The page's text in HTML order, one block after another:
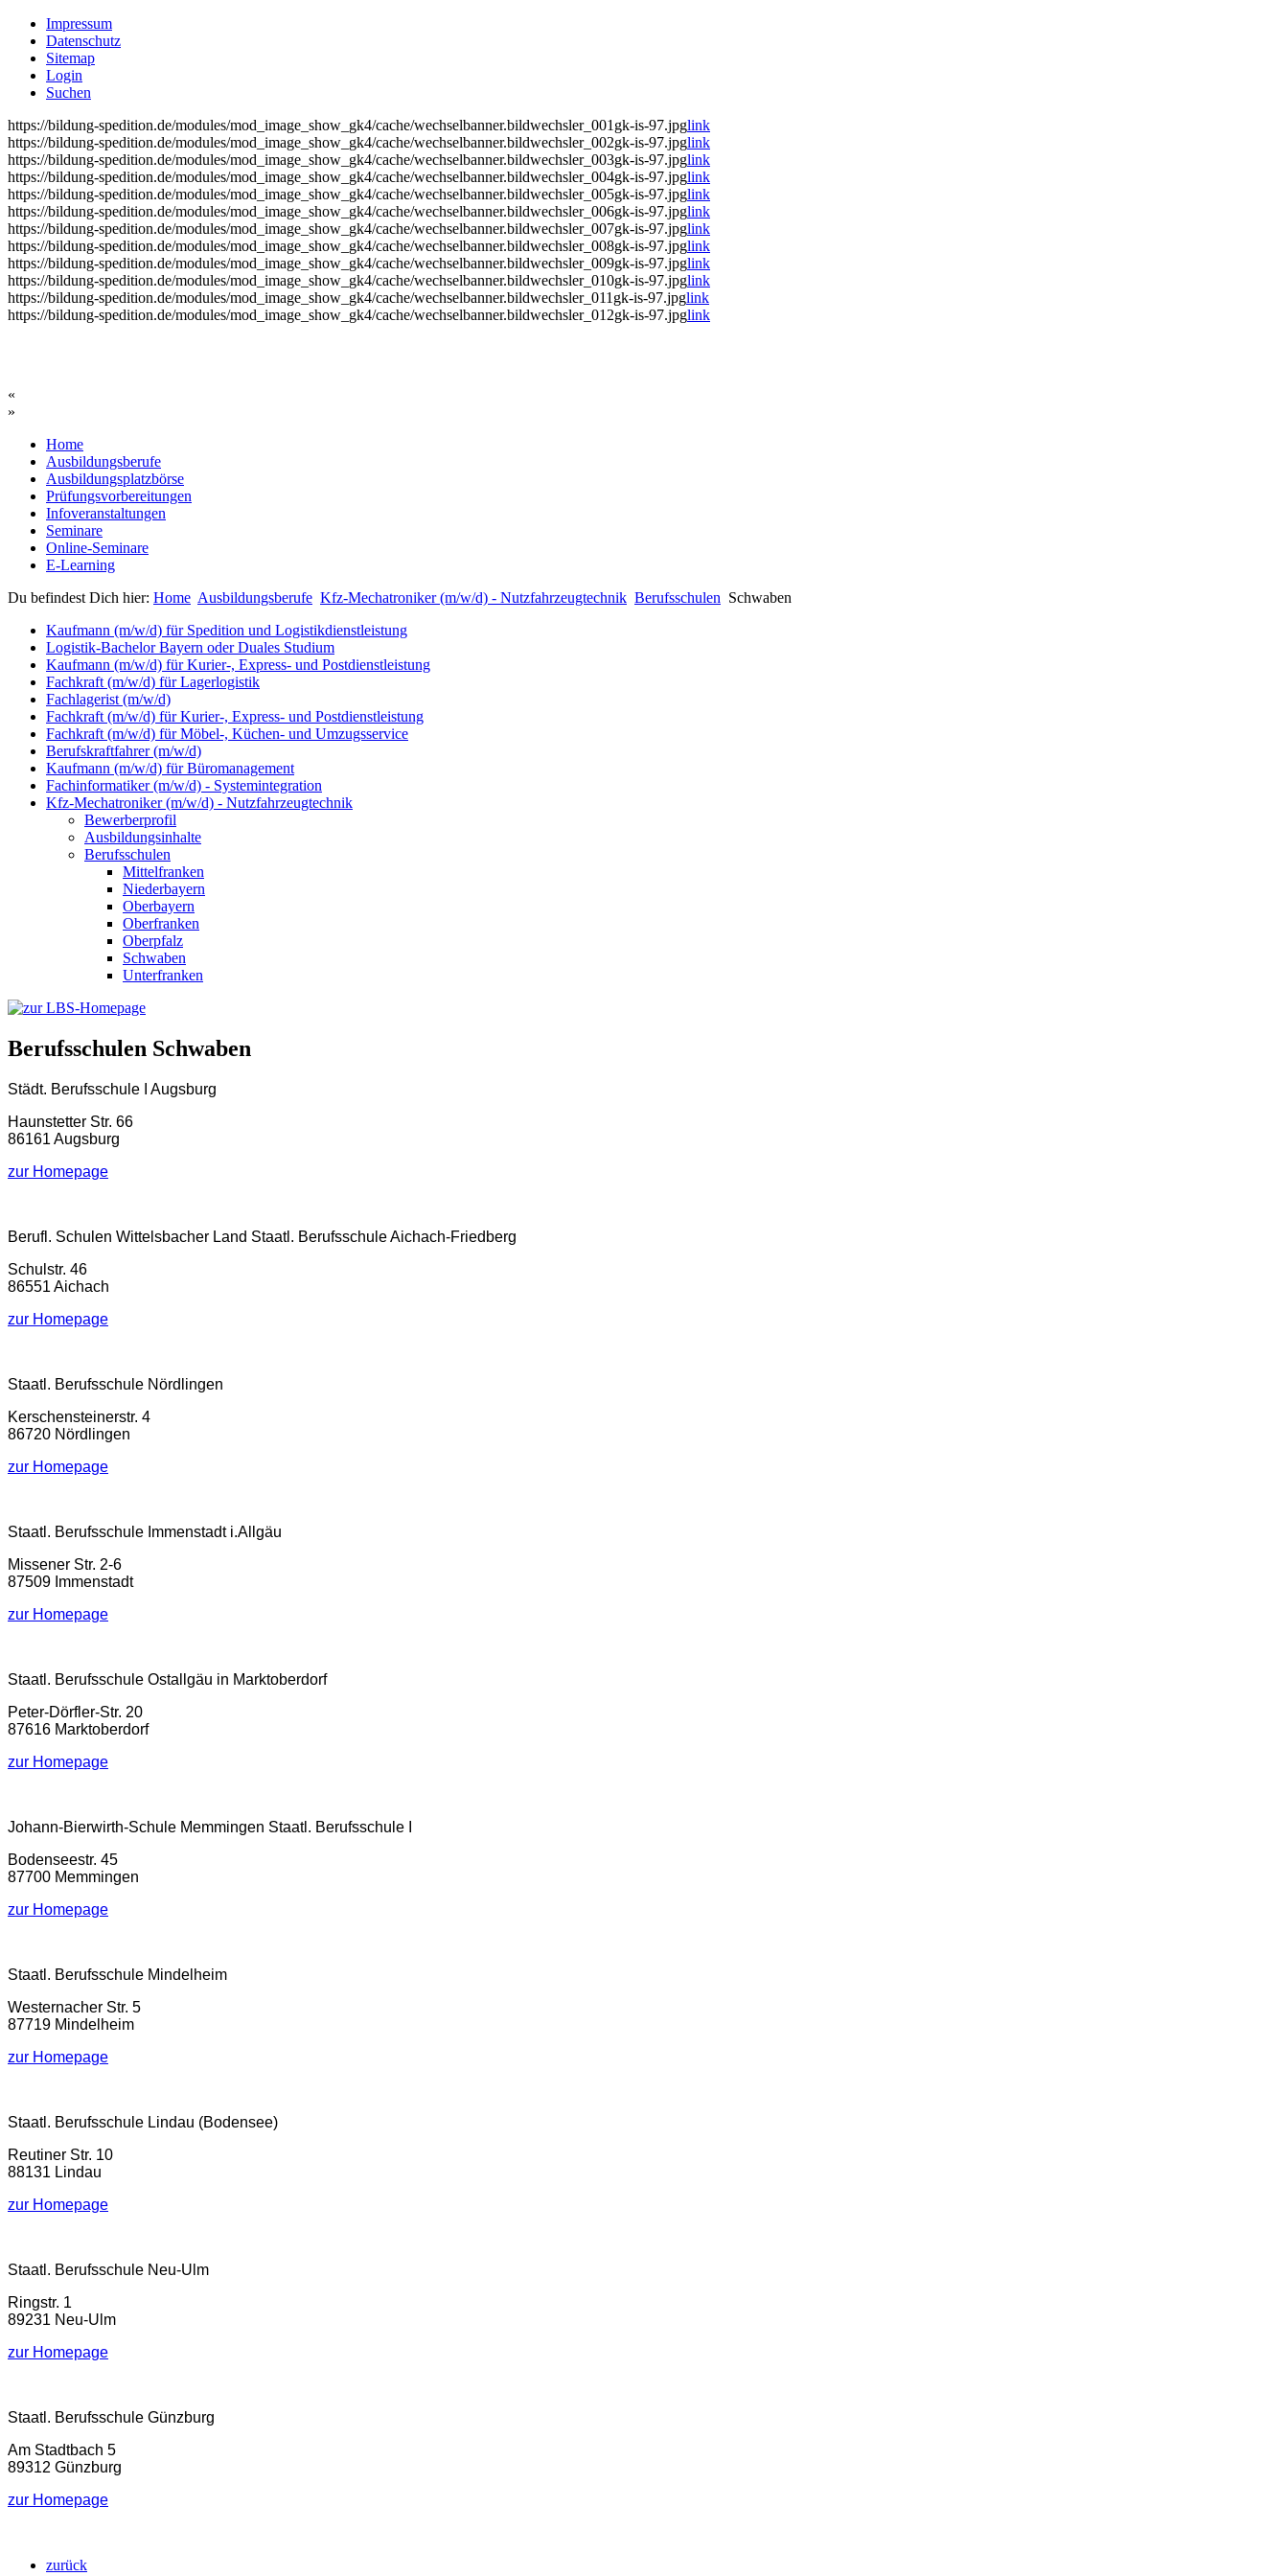
Impressum
Datenschutz
Sitemap
Login
Suchen
https://bildung-spedition.de/modules/mod_image_show_gk4/cache/wechselbanner.bildwechsler_001gk-is-97.jpglink
https://bildung-spedition.de/modules/mod_image_show_gk4/cache/wechselbanner.bildwechsler_002gk-is-97.jpglink
https://bildung-spedition.de/modules/mod_image_show_gk4/cache/wechselbanner.bildwechsler_003gk-is-97.jpglink
https://bildung-spedition.de/modules/mod_image_show_gk4/cache/wechselbanner.bildwechsler_004gk-is-97.jpglink
https://bildung-spedition.de/modules/mod_image_show_gk4/cache/wechselbanner.bildwechsler_005gk-is-97.jpglink
https://bildung-spedition.de/modules/mod_image_show_gk4/cache/wechselbanner.bildwechsler_006gk-is-97.jpglink
https://bildung-spedition.de/modules/mod_image_show_gk4/cache/wechselbanner.bildwechsler_007gk-is-97.jpglink
https://bildung-spedition.de/modules/mod_image_show_gk4/cache/wechselbanner.bildwechsler_008gk-is-97.jpglink
https://bildung-spedition.de/modules/mod_image_show_gk4/cache/wechselbanner.bildwechsler_009gk-is-97.jpglink
https://bildung-spedition.de/modules/mod_image_show_gk4/cache/wechselbanner.bildwechsler_010gk-is-97.jpglink
https://bildung-spedition.de/modules/mod_image_show_gk4/cache/wechselbanner.bildwechsler_011gk-is-97.jpglink
https://bildung-spedition.de/modules/mod_image_show_gk4/cache/wechselbanner.bildwechsler_012gk-is-97.jpglink
«
»
Home
Ausbildungsberufe
Ausbildungsplatzbörse
Prüfungsvorbereitungen
Infoveranstaltungen
Seminare
Online-Seminare
E-Learning
Du befindest Dich hier: Home Ausbildungsberufe Kfz-Mechatroniker (m/w/d) - Nutzfahrzeugtechnik Berufsschulen Schwaben
Kaufmann (m/w/d) für Spedition und Logistikdienstleistung
Logistik-Bachelor Bayern oder Duales Studium
Kaufmann (m/w/d) für Kurier-, Express- und Postdienstleistung
Fachkraft (m/w/d) für Lagerlogistik
Fachlagerist (m/w/d)
Fachkraft (m/w/d) für Kurier-, Express- und Postdienstleistung
Fachkraft (m/w/d) für Möbel-, Küchen- und Umzugsservice
Berufskraftfahrer (m/w/d)
Kaufmann (m/w/d) für Büromanagement
Fachinformatiker (m/w/d) - Systemintegration
Kfz-Mechatroniker (m/w/d) - Nutzfahrzeugtechnik
Bewerberprofil
Ausbildungsinhalte
Berufsschulen
Mittelfranken
Niederbayern
Oberbayern
Oberfranken
Oberpfalz
Schwaben
Unterfranken
Berufsschulen Schwaben
Städt. Berufsschule I Augsburg
Haunstetter Str. 66
86161 Augsburg
zur Homepage
Berufl. Schulen Wittelsbacher Land Staatl. Berufsschule Aichach-Friedberg
Schulstr. 46
86551 Aichach
zur Homepage
Staatl. Berufsschule Nördlingen
Kerschensteinerstr. 4
86720 Nördlingen
zur Homepage
Staatl. Berufsschule Immenstadt i.Allgäu
Missener Str. 2-6
87509 Immenstadt
zur Homepage
Staatl. Berufsschule Ostallgäu in Marktoberdorf
Peter-Dörfler-Str. 20
87616 Marktoberdorf
zur Homepage
Johann-Bierwirth-Schule Memmingen Staatl. Berufsschule I
Bodenseestr. 45
87700 Memmingen
zur Homepage
Staatl. Berufsschule Mindelheim
Westernacher Str. 5
87719 Mindelheim
zur Homepage
Staatl. Berufsschule Lindau (Bodensee)
Reutiner Str. 10
88131 Lindau
zur Homepage
Staatl. Berufsschule Neu-Ulm
Ringstr. 1
89231 Neu-Ulm
zur Homepage
Staatl. Berufsschule Günzburg
Am Stadtbach 5
89312 Günzburg
zur Homepage
zurück